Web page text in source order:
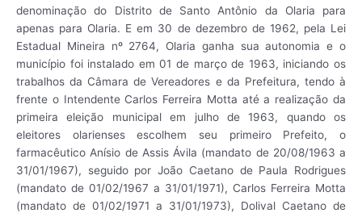
denominação do Distrito de Santo Antônio da Olaria para
apenas para Olaria. E em 30 de dezembro de 1962, pela Lei
Estadual Mineira nº 2764, Olaria ganha sua autonomia e o
município foi instalado em 01 de março de 1963, iniciando os
trabalhos da Câmara de Vereadores e da Prefeitura, tendo à
frente o Intendente Carlos Ferreira Motta até a realização da
primeira eleição municipal em julho de 1963, quando os
eleitores olarienses escolhem seu primeiro Prefeito, o
farmacêutico Anísio de Assis Ávila (mandato de 20/08/1963 a
31/01/1967), seguido por João Caetano de Paula Rodrigues
(mandato de 01/02/1967 a 31/01/1971), Carlos Ferreira Motta
(mandato de 01/02/1971 a 31/01/1973), Dolival Caetano de